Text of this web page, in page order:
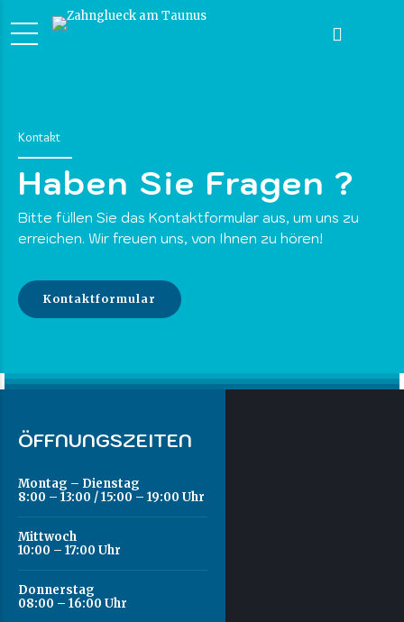
Kontakt
Haben Sie Fragen ?
Bitte füllen Sie das Kontaktformular aus, um uns zu
erreichen. Wir freuen uns, von Ihnen zu hören!
Kontaktformular
ÖFFNUNGSZEITEN
Montag – Dienstag
8:00 – 13:00 / 15:00 – 19:00 Uhr
Mittwoch
10:00 – 17:00 Uhr
Donnerstag
08:00 – 16:00 Uhr